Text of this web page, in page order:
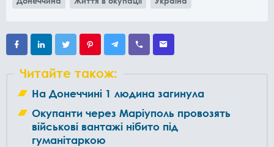
Читайте також:
На Донеччині 1 людина загинула
Окупанти через Маріуполь провозять
військові вантажі нібито під
гуманітаркою